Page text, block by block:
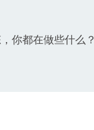
你都在做些什么？